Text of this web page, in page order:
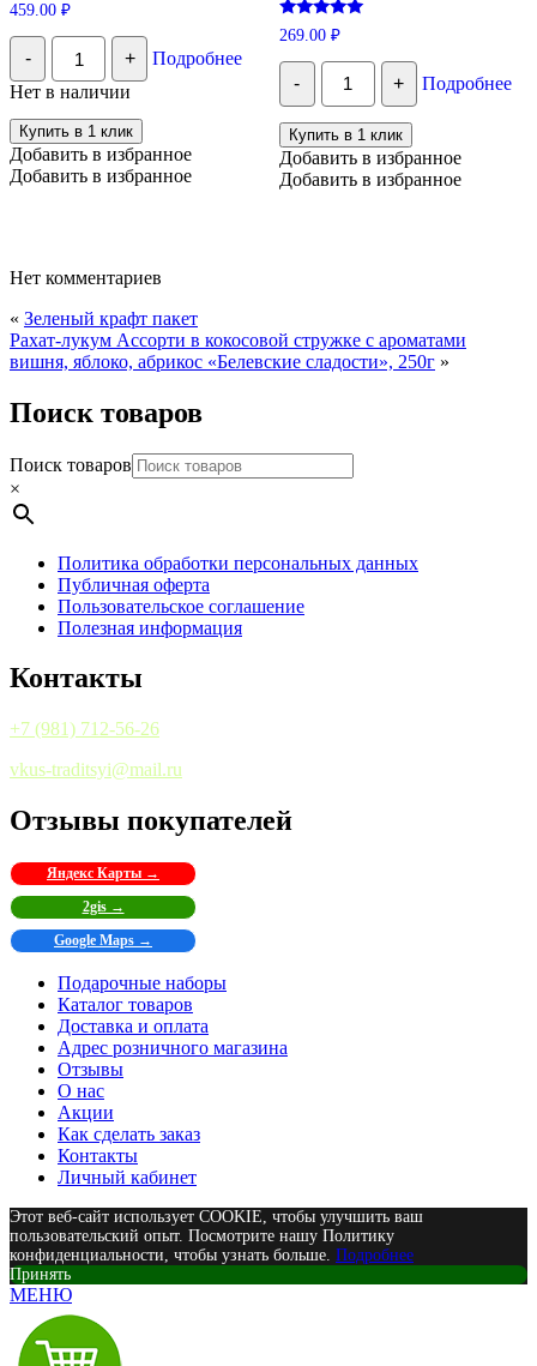
459.00 ₽
-
Количество
Пастила
без
сахара
"Микс"
в
подарочной
упаковке
+
Подробнее
Нет в наличии
Купить в 1 клик
Добавить в избранное
Добавить в избранное
Оценка
5.00
из 5
269.00 ₽
-
Количество
Подарочный
набор
для
Глинтвейна,
60-
75
+ Подробнее
Купить в 1 клик
Добавить в избранное
Добавить в избранное
Нет комментариев
« Зеленый крафт пакет
Рахат-лукум Ассорти в кокосовой стружке с ароматами
вишня, яблоко, абрикос «Белевские сладости», 250г »
Поиск товаров
Поиск товаров
×
Политика обработки персональных данных
Публичная оферта
Пользовательское соглашение
Полезная информация
Контакты
+7 (981) 712-56-26
vkus-traditsyi@mail.ru
Отзывы покупателей
Яндекс Карты →
2gis →
Google Maps →
Подарочные наборы
Каталог товаров
Доставка и оплата
Адрес розничного магазина
Отзывы
О нас
Акции
Как сделать заказ
Контакты
Личный кабинет
Этот веб-сайт использует COOKIE, чтобы улучшить ваш
пользовательский опыт. Посмотрите нашу Политику
конфиденциальности, чтобы узнать больше. Подробнее
Принять
МЕНЮ